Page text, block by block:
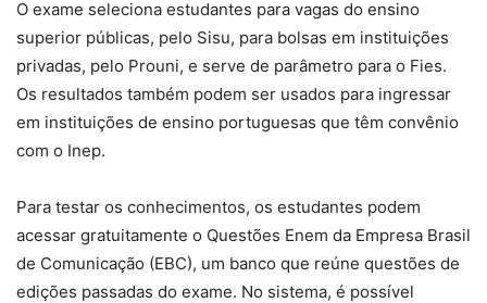
O exame seleciona estudantes para vagas do ensino
superior públicas, pelo Sisu, para bolsas em instituições
privadas, pelo Prouni, e serve de parâmetro para o Fies.
Os resultados também podem ser usados para ingressar
em instituições de ensino portuguesas que têm convênio
com o Inep.
Para testar os conhecimentos, os estudantes podem
acessar gratuitamente o Questões Enem da Empresa Brasil
de Comunicação (EBC), um banco que reúne questões de
edições passadas do exame. No sistema, é possível